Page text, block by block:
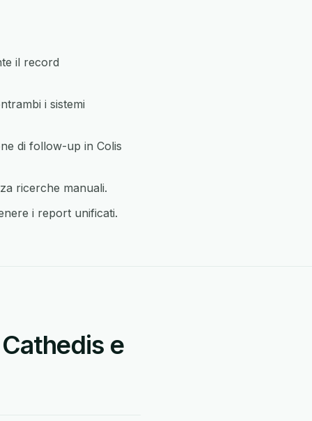
il record
i sistemi
di follow-up in Colis
ricerche manuali.
i report unificati.
e